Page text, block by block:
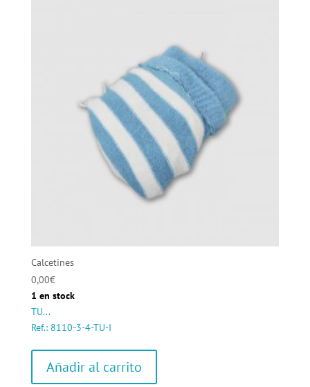
Calcetines
0,00€
1 en stock
TU...
Ref.: 8110-3-4-TU-I
Añadir al carrito